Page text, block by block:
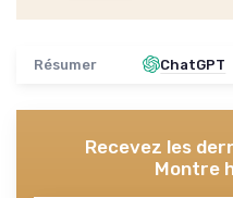
Résumer ChatGPT
Recevez les
Montre